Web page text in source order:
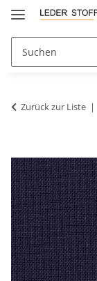
Zurück zur Liste